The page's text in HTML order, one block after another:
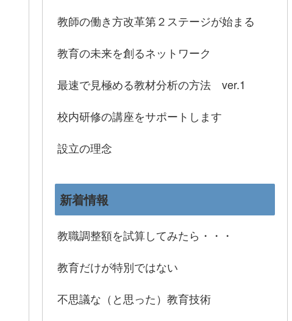
教師の働き方改革第２ステージが始まる
教育の未来を創るネットワーク
最速で見極める教材分析の方法 ver.1
校内研修の講座をサポートします
設立の理念
新着情報
教職調整額を試算してみたら・・・
教育だけが特別ではない
不思議な（と思った）教育技術